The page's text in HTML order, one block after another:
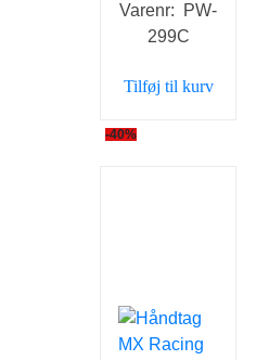
pris
var:
Varenr: PW-
299C
Tilføj til kurv
-40%